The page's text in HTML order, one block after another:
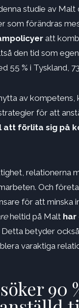
studie av Malt
som förändras
att
den tid som
% i Tyskland,
av kompetens,
för att
förlita sig på
relationerna
Och
för att
heltid på Malt har
Detta betyder
varaktiga
90